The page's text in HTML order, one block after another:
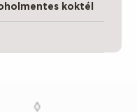
koktél